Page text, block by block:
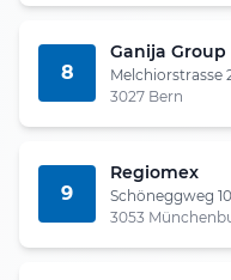
8
Ganija
Melchiorstrasse
3027 Bern
9
Regiomex
Schöneggweg 10
3053